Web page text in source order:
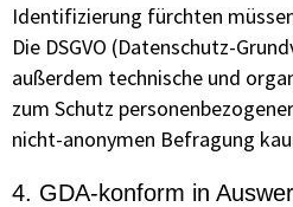
Identifizierung fürchten
Die DSGVO (Datenschutz-
außerdem technische und
zum Schutz
nicht-anonymen Befragung
4. GDA-konform in